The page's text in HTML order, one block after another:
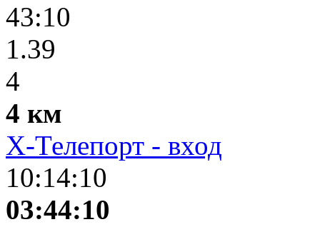
43:10
1.39
4
4 км
X-Телепорт - вход
10:14:10
03:44:10